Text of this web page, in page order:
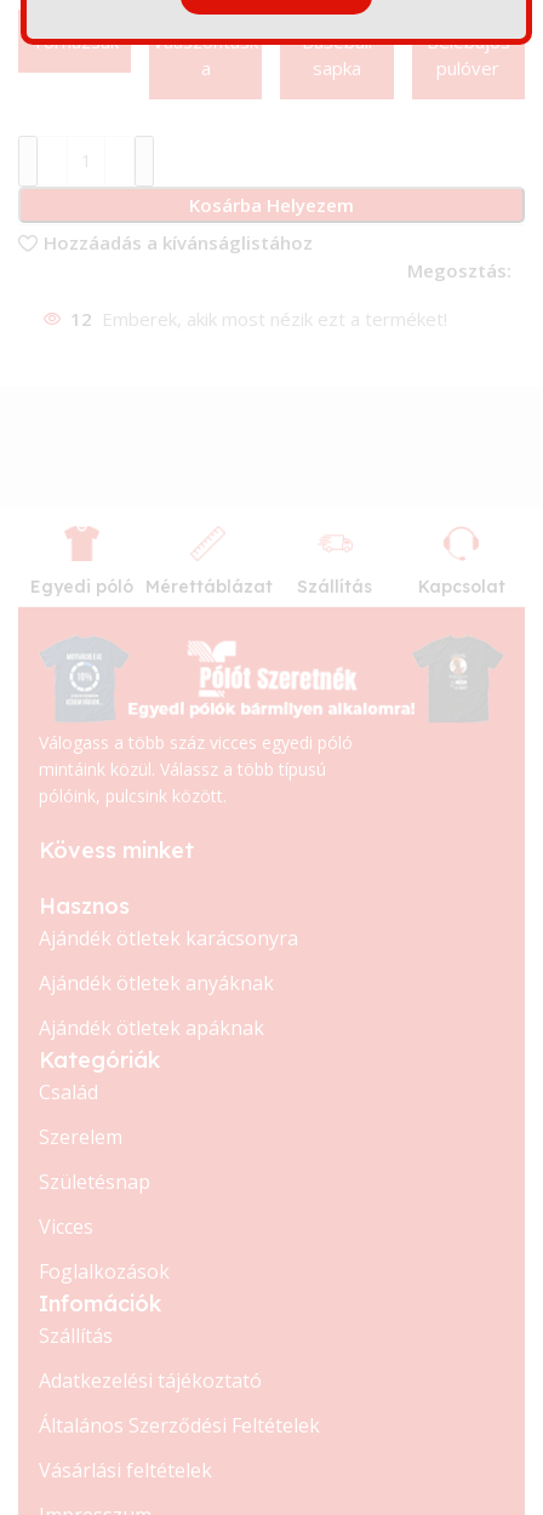
Tornazsák
Váaszontásk
a
Baseball
sapka
Belebújós
pulóver
Kosárba Helyezem
Hozzáadás a kívánságlistához
Megosztás:
12 Emberek, akik most nézik ezt a terméket!
Egyedi póló Mérettáblázat Szállítás Kapcsolat
Válogass a több száz vicces egyedi póló
mintáink közül. Válassz a több típusú
pólóink, pulcsink között.
Kövess minket
Hasznos
Ajándék ötletek karácsonyra
Ajándék ötletek anyáknak
Ajándék ötletek apáknak
Kategóriák
Család
Szerelem
Születésnap
Vicces
Foglalkozások
Infomációk
Szállítás
Adatkezelési tájékoztató
Általános Szerződési Feltételek
Vásárlási feltételek